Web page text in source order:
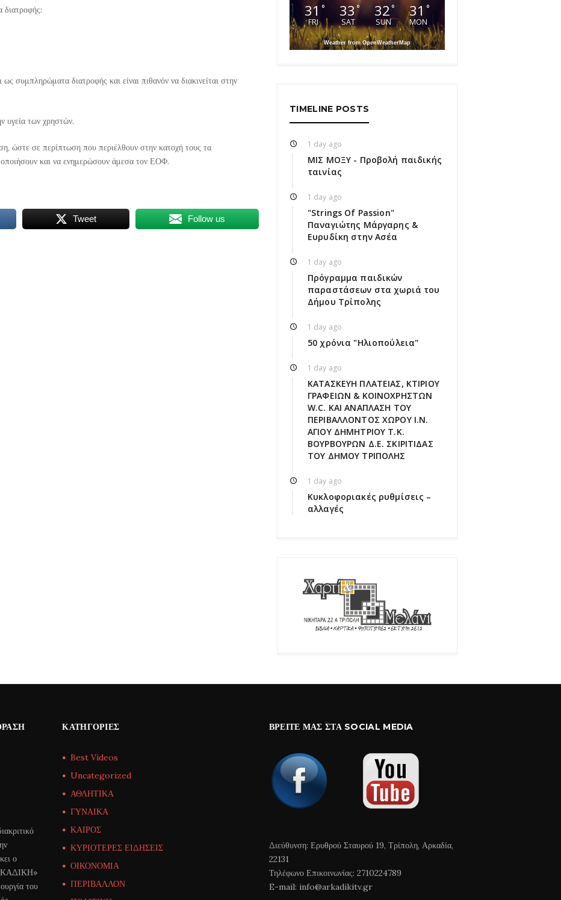
διατροφής:
συμπληρώματα διατροφής και είναι πιθανόν να διακινείται στην
υγεία των χρηστών.
ώστε σε περίπτωση που περιέλθουν στην κατοχή τους τα
και να ενημερώσουν άμεσα τον ΕΟΦ.
Tweet Follow us
31 °
FRI
33°
SAT
32°
SUN
31 °
MON
Weather from OpenWeatherMap
TIMELINE POSTS
1 day ago
ΜΙΣ ΜΟΞΥ - Προβολή παιδικής
ταινίας
1 day ago
"Strings Of Passion"
Παναγιώτης Μάργαρης &
Ευρυδίκη στην Ασέα
1 day ago
Πρόγραμμα παιδικών
παραστάσεων στα χωριά του
Δήμου Τρίπολης
1 day ago
50 χρόνια "Ηλιοπούλεια"
1 day ago
ΚΑΤΑΣΚΕΥΗ ΠΛΑΤΕΙΑΣ, ΚΤΙΡΙΟΥ
ΓΡΑΦΕΙΩΝ & ΚΟΙΝΟΧΡΗΣΤΩΝ
W.C. ΚΑΙ ΑΝΑΠΛΑΣΗ ΤΟΥ
ΠΕΡΙΒΑΛΛΟΝΤΟΣ ΧΩΡΟΥ Ι.Ν.
ΑΓΙΟΥ ΔΗΜΗΤΡΙΟΥ Τ.Κ.
ΒΟΥΡΒΟΥΡΩΝ Δ.Ε. ΣΚΙΡΙΤΙΔΑΣ
ΤΟΥ ΔΗΜΟΥ ΤΡΙΠΟΛΗΣ
1 day ago
Κυκλοφοριακές ρυθμίσεις –
αλλαγές
ο
του
ΚΑΤΗΓΟΡΊΕΣ
Best Videos
Uncategorized
ΑΘΛΗΤΙΚΑ
ΓΥΝΑΙΚΑ
ΚΑΙΡΟΣ
ΚΥΡΙΟΤΕΡΕΣ ΕΙΔΗΣΕΙΣ
ΟΙΚΟΝΟΜΙΑ
ΠΕΡΙΒΑΛΛΟΝ
ΒΡΕΊΤΕ ΜΑΣ ΣΤΑ SOCIAL MEDIA
Διεύθυνση: Ερυθρού Σταυρού 19, Τρίπολη, Αρκαδία,
22131
Τηλέφωνο Επικοινωνίας: 2710224789
E-mail: info@arkadikitv.gr